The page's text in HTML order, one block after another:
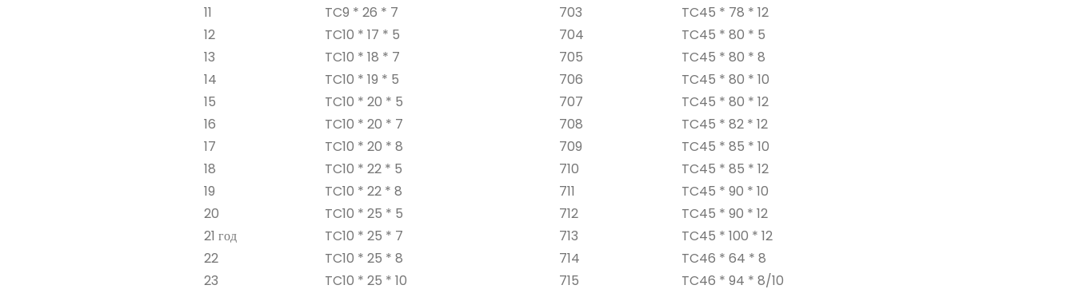
11
TC9 * 26 * 7 703
TC45 * 78 * 12
12
TC10 * 17 * 5 704
TC45 * 80 * 5
13
TC10 * 18 * 7 705
TC45 * 80 * 8
14
TC10 * 19 * 5 706
TC45 * 80 * 10
15
TC10 * 20 * 5 707
TC45 * 80 * 12
16
TC10 * 20 * 7 708
TC45 * 82 * 12
17
TC10 * 20 * 8 709
TC45 * 85 * 10
18
TC10 * 22 * ​​5 710
TC45 * 85 * 12
19
TC10 * 22 * ​​8 711
TC45 * 90 * 10
20
TC10 * 25 * 5 712
TC45 * 90 * 12
21 год
TC10 * 25 * 7 713
TC45 * 100 * 12
22
TC10 * 25 * 8 714
TC46 * 64 * 8
23
TC10 * 25 * 10 715
TC46 * 94 * 8/10